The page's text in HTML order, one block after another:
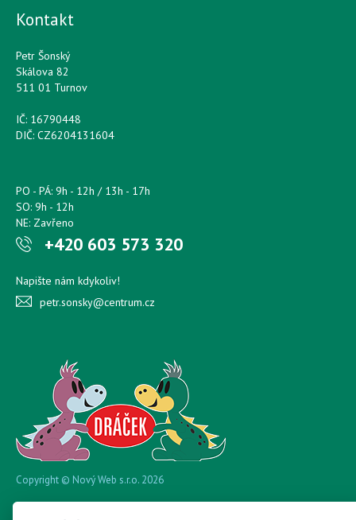
Kontakt
Petr Šonský
Skálova 82
511 01 Turnov
IČ: 16790448
DIČ: CZ6204131604
PO - PÁ: 9h - 12h / 13h - 17h
SO: 9h - 12h
NE: Zavřeno
+420 603 573 320
Napište nám kdykoliv!
petr.sonsky@centrum.cz
Copyright © Nový Web s.r.o. 2026